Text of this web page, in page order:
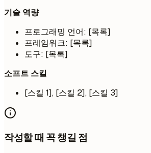
기술 역량
프로그래밍 언어: [목록]
프레임워크: [목록]
도구: [목록]
소프트 스킬
[스킬 1], [스킬 2], [스킬 3]
작성할 때 꼭 챙길 점